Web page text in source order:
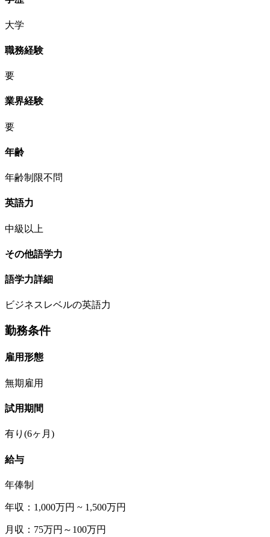
大学
職務経験
要
業界経験
要
年齢
年齢制限不問
英語力
中級以上
その他語学力
語学力詳細
ビジネスレベルの英語力
勤務条件
雇用形態
無期雇用
試用期間
有り(6ヶ月)
給与
年俸制
年収：1,000万円 ~ 1,500万円
月収：75万円～100万円